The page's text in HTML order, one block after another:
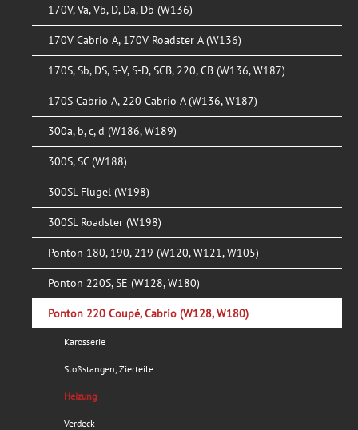
170V, Va, Vb, D, Da, Db (W136)
170V Cabrio A, 170V Roadster A (W136)
170S, Sb, DS, S-V, S-D, SCB, 220, CB (W136, W187)
170S Cabrio A, 220 Cabrio A (W136, W187)
300a, b, c, d (W186, W189)
300S, SC (W188)
300SL Flügel (W198)
300SL Roadster (W198)
Ponton 180, 190, 219 (W120, W121, W105)
Ponton 220S, SE (W128, W180)
Ponton 220 Coupé, Cabrio (W128, W180)
Karosserie
Stoßstangen, Zierteile
Heizung
Verdeck